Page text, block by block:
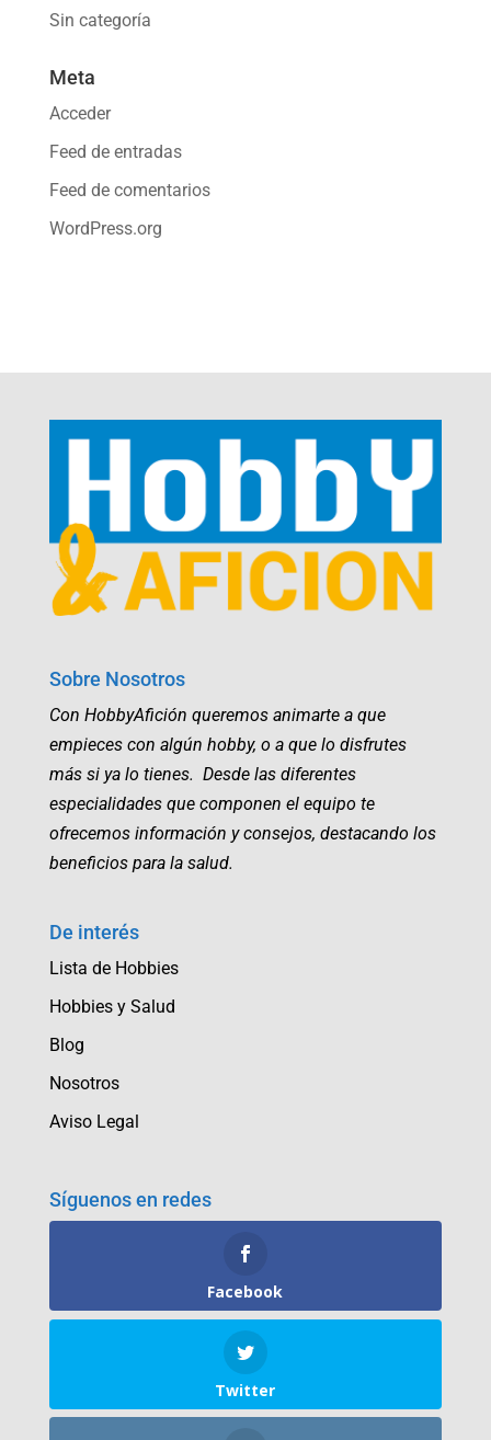
Sin categoría
Meta
Acceder
Feed de entradas
Feed de comentarios
WordPress.org
Sobre Nosotros
Con HobbyAfición queremos animarte a que
empieces con algún hobby, o a que lo disfrutes
más si ya lo tienes. Desde las diferentes
especialidades que componen el equipo te
ofrecemos información y consejos, destacando los
beneficios para la salud.
De interés
Lista de Hobbies
Hobbies y Salud
Blog
Nosotros
Aviso Legal
Síguenos en redes
Facebook
Twitter